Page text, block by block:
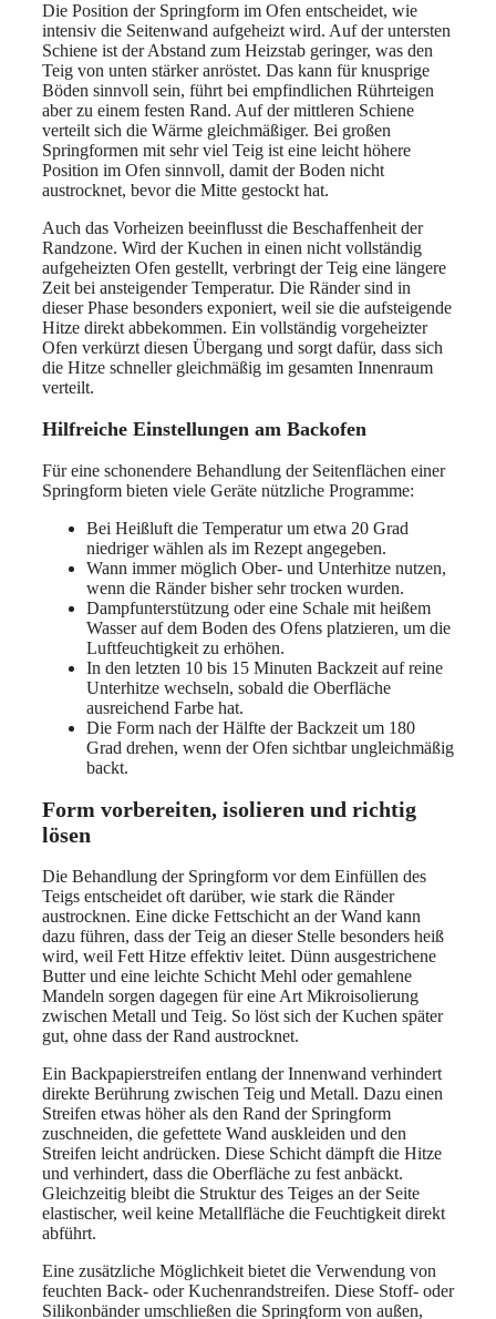
Die Position der Springform im Ofen entscheidet, wie
intensiv die Seitenwand aufgeheizt wird. Auf der untersten
Schiene ist der Abstand zum Heizstab geringer, was den
Teig von unten stärker anröstet. Das kann für knusprige
Böden sinnvoll sein, führt bei empfindlichen Rührteigen
aber zu einem festen Rand. Auf der mittleren Schiene
verteilt sich die Wärme gleichmäßiger. Bei großen
Springformen mit sehr viel Teig ist eine leicht höhere
Position im Ofen sinnvoll, damit der Boden nicht
austrocknet, bevor die Mitte gestockt hat.
Auch das Vorheizen beeinflusst die Beschaffenheit der
Randzone. Wird der Kuchen in einen nicht vollständig
aufgeheizten Ofen gestellt, verbringt der Teig eine längere
Zeit bei ansteigender Temperatur. Die Ränder sind in
dieser Phase besonders exponiert, weil sie die aufsteigende
Hitze direkt abbekommen. Ein vollständig vorgeheizter
Ofen verkürzt diesen Übergang und sorgt dafür, dass sich
die Hitze schneller gleichmäßig im gesamten Innenraum
verteilt.
Hilfreiche Einstellungen am Backofen
Für eine schonendere Behandlung der Seitenflächen einer
Springform bieten viele Geräte nützliche Programme:
Bei Heißluft die Temperatur um etwa 20 Grad
niedriger wählen als im Rezept angegeben.
Wann immer möglich Ober- und Unterhitze nutzen,
wenn die Ränder bisher sehr trocken wurden.
Dampfunterstützung oder eine Schale mit heißem
Wasser auf dem Boden des Ofens platzieren, um die
Luftfeuchtigkeit zu erhöhen.
In den letzten 10 bis 15 Minuten Backzeit auf reine
Unterhitze wechseln, sobald die Oberfläche
ausreichend Farbe hat.
Die Form nach der Hälfte der Backzeit um 180
Grad drehen, wenn der Ofen sichtbar ungleichmäßig
backt.
Form vorbereiten, isolieren und richtig
lösen
Die Behandlung der Springform vor dem Einfüllen des
Teigs entscheidet oft darüber, wie stark die Ränder
austrocknen. Eine dicke Fettschicht an der Wand kann
dazu führen, dass der Teig an dieser Stelle besonders heiß
wird, weil Fett Hitze effektiv leitet. Dünn ausgestrichene
Butter und eine leichte Schicht Mehl oder gemahlene
Mandeln sorgen dagegen für eine Art Mikroisolierung
zwischen Metall und Teig. So löst sich der Kuchen später
gut, ohne dass der Rand austrocknet.
Ein Backpapierstreifen entlang der Innenwand verhindert
direkte Berührung zwischen Teig und Metall. Dazu einen
Streifen etwas höher als den Rand der Springform
zuschneiden, die gefettete Wand auskleiden und den
Streifen leicht andrücken. Diese Schicht dämpft die Hitze
und verhindert, dass die Oberfläche zu fest anbäckt.
Gleichzeitig bleibt die Struktur des Teiges an der Seite
elastischer, weil keine Metallfläche die Feuchtigkeit direkt
abführt.
Eine zusätzliche Möglichkeit bietet die Verwendung von
feuchten Back- oder Kuchenrandstreifen. Diese Stoff- oder
Silikonbänder umschließen die Springform von außen,